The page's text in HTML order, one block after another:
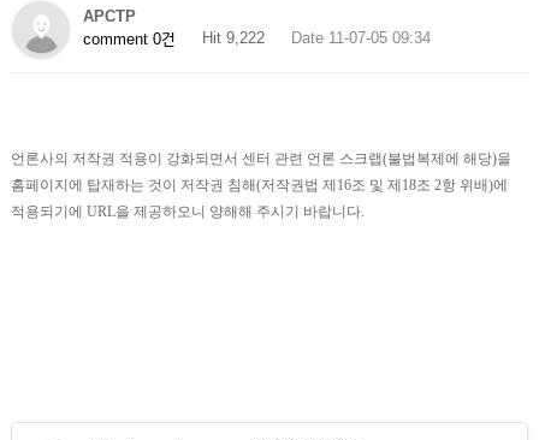
APCTP
comment 0건
Hit 9,222 Date 11-07-05 09:34
언론사의 저작권 적용이 강화되면서 센터 관련 언론 스크랩(불법복제에 해당)을
홈페이지에 탑재하는 것이 저작권 침해(저작권법 제16조 및 제18조 2항 위배)에
적용되기에 URL을 제공하오니 양해해 주시기 바랍니다.